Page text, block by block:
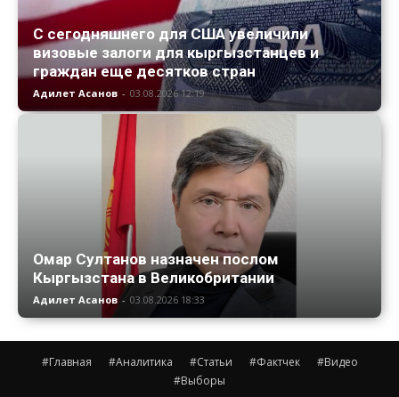
С сегодняшнего для США увеличили
визовые залоги для кыргызстанцев и
граждан еще десятков стран
Адилет Асанов - 03.08.2026 12:19
Омар Султанов назначен послом
Кыргызстана в Великобритании
Адилет Асанов - 03.08.2026 18:33
#Главная #Аналитика #Статьи #Фактчек
#Видео
#Выборы